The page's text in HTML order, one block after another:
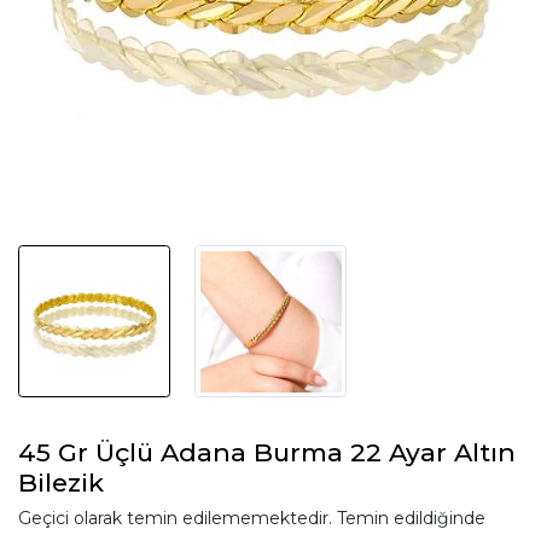
45 Gr Üçlü Adana Burma 22 Ayar Altın
Bilezik
Geçici olarak temin edilememektedir. Temin edildiğinde